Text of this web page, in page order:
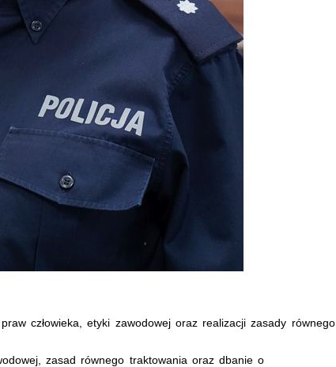
człowieka, etyki zawodowej oraz realizacji zasady równego
zasad równego traktowania oraz dbanie o